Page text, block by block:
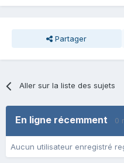
Partager
Aller sur la liste des sujets
En ligne récemment 0
Aucun utilisateur enregistré